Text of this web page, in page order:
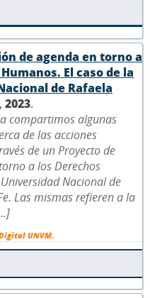
de agenda en torno a
El caso de la
de Rafaela
2023.
compartimos algunas
de las acciones
de un Proyecto de
a los Derechos
Nacional de
Las mismas refieren a la
UNVM.